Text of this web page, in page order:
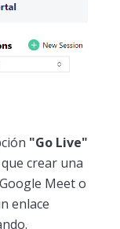
"Go Live"
crear una
Meet o
enlace